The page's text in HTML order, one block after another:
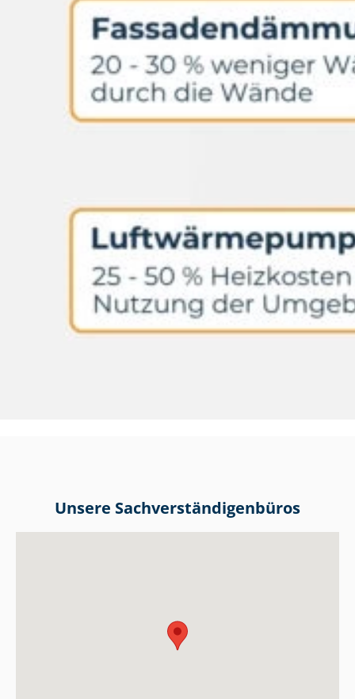
Unsere Sach­ver­stän­di­gen­bü­ros